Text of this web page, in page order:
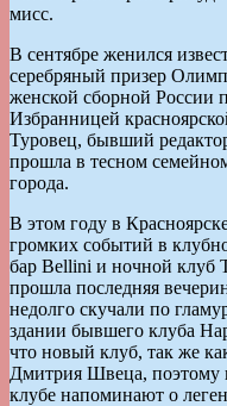
мисс.
В сентябре женился
серебряный призер
женской сборной России
Избранницей
Туровец, бывший
прошла в тесном
города.
В этом году в
громких событий в
бар Bellini и ночной клуб
прошла последняя
недолго скучали по
здании бывшего клуба
что новый клуб, так же
Дмитрия Швеца, поэтому
клубе напоминают о